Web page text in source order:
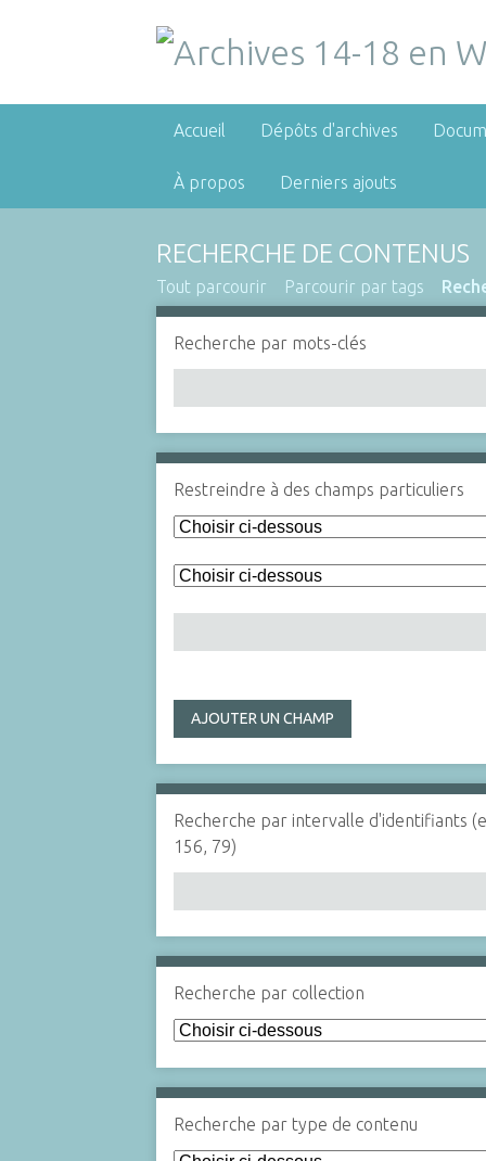
Accueil Dépôts d'archives
À propos Derniers ajouts
RECHERCHE DE CONTENUS
Tout parcourir Parcourir par tags
Recherche par mots-clés
Restreindre à des champs particuliers
AJOUTER UN CHAMP
Recherche par intervalle d'identifiants
156, 79)
Recherche par collection
Recherche par type de contenu